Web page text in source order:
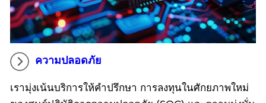
ความปลอดภัย
เรามุ่งเน้นบริการให้คำปรึกษา การลงทุนในศักยภาพใหม่